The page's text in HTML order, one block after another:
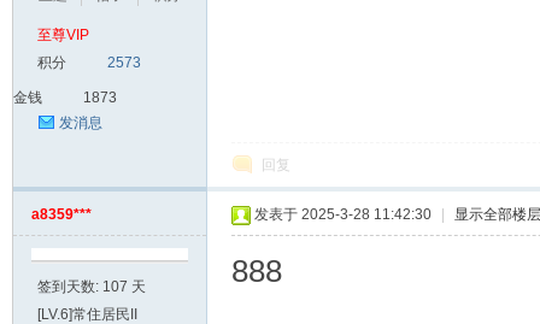
至尊VIP
积分
2573
金钱
1873
发消息
回复
a8359***
签到天数: 107 天
[LV.6]常住居民II
发表于 2025-3-28 11:42:30 显示全部楼层
888